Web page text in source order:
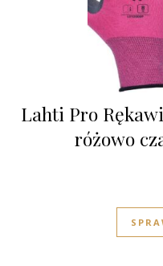
Lahti Pro
różowo